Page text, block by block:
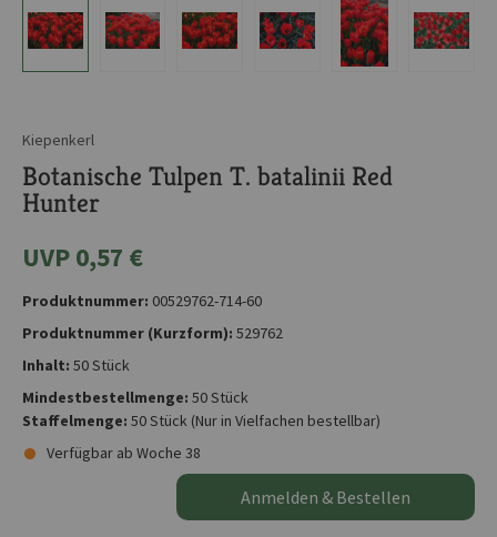
Kiepenkerl
Botanische Tulpen T. batalinii Red
Hunter
UVP 0,57 €
Produktnummer: 00529762-714-60
Produktnummer (Kurzform): 529762
Inhalt: 50 Stück
Mindestbestellmenge: 50 Stück
Staffelmenge: 50 Stück (Nur in Vielfachen bestellbar)
Verfügbar ab Woche 38
Anmelden & Bestellen